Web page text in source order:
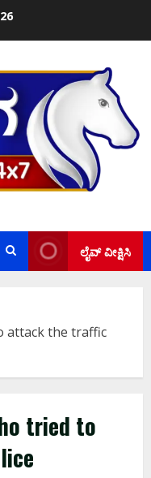
ಲೈವ್ ವೀಕ್ಷಿಸಿ
attack the traffic
tried to